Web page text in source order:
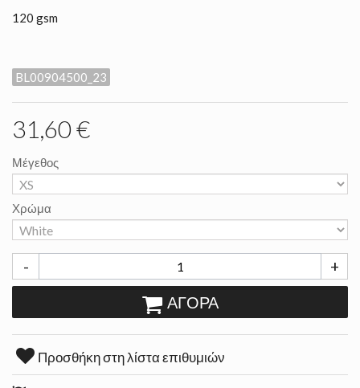
120 gsm
BL00904500_23
31,60 €
Μέγεθος
Χρώμα
- +
ΑΓΟΡΆ
Προσθήκη στη λίστα επιθυμιών